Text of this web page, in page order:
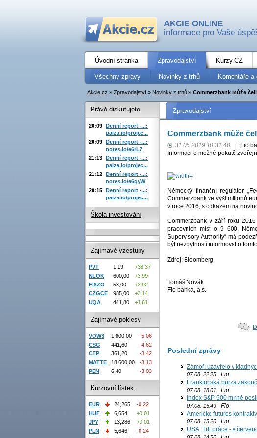
AKCIE ONLINE
informace pro Vaše
Úvodní stránka Zpravodajství Kurzy CZ
Všechny zprávy Novinky z trhů Komentáře a
Akcie.cz » Zpravodajství » Novinky z trhů » Commerzbank může
Zpravodajství
Commerzbank může
31.05.2019 10:31:40
Fio
Informaci o možné pokutě
Německý finanční regulátor
Commerzbank ve výši milionů
v roce 2016, s odkazem na
Commerzbank v září roku
pracovních míst o 9 600.
Supervisory Authority“ má
být nezbytností informovat o
Zdroj: Bloomberg
Tomáš Novák
Fio banka, a.s.
Poslední zprávy
Zámoří uzavřelo v
07.08. 22:25 Fio
Frankfurtská burza
07.08. 18:01
Fio
Index S&P 500 mírně
07.08. 15:49 Fio
Americké futures
07.08. 15:20 Fio
USA: Trh práce - v
Právě diskutujete
20:09 Denní report -...:
paiza.io/projec...
20:09 Denní report -...:
notes.io/e6rL7
21:13 Denní report -...:
paiza.io/projec...
21:12 Denní report -...:
notes.io/e6qyW
20:15 Denní report -...:
paiza.io/projec...
Škola investování
Zajímavé vzestupy
PVT 1,19
+38,37
NLOK
600,00
+3,99
FIXZO
53,00
+3,92
CZGCE
985,00
+3,14
UQA
441,80 +1,61
Zajímavé poklesy
VOW3 1 800,00
-5,06
CSG
441,60
-4,62
CTP
361,20
-3,42
MATTE
18 600,00
-3,13
PEN
6,40 -3,03
Kurzovní lístek
EUR 24,265
-0,22
HUF
6,654
+0,01
JPY
13,286
+0,01
PLN
5,646
-0,24